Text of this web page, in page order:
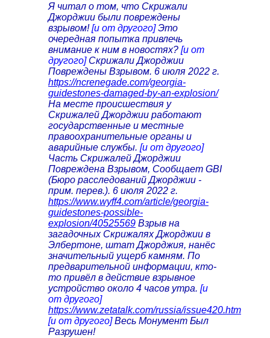
Я читал о том, что Скрижали
Джорджии были повреждены
взрывом! [и от другого] Это
очередная попытка привлечь
внимание к ним в новостях? [и от
другого] Скрижали Джорджии
Повреждены Взрывом. 6 июля 2022 г.
https://ncrenegade.com/georgia-
guidestones-damaged-by-an-explosion/
На месте происшествия у
Скрижалей Джорджии работают
государственные и местные
правоохранительные органы и
аварийные службы. [и от другого]
Часть Скрижалей Джорджии
Повреждена Взрывом, Сообщает GBI
(Бюро расследований Джорджии -
прим. перев.). 6 июля 2022 г.
https://www.wyff4.com/article/georgia-
guidestones-possible-
explosion/40525569 Взрыв на
загадочных Скрижалях Джорджии в
Элбертоне, штат Джорджия, нанёс
значительный ущерб камням. По
предварительной информации, кто-
то привёл в действие взрывное
устройство около 4 часов утра. [и
от другого]
https://www.zetatalk.com/russia/issue420.htm
[и от другого] Весь Монумент Был
Разрушен!